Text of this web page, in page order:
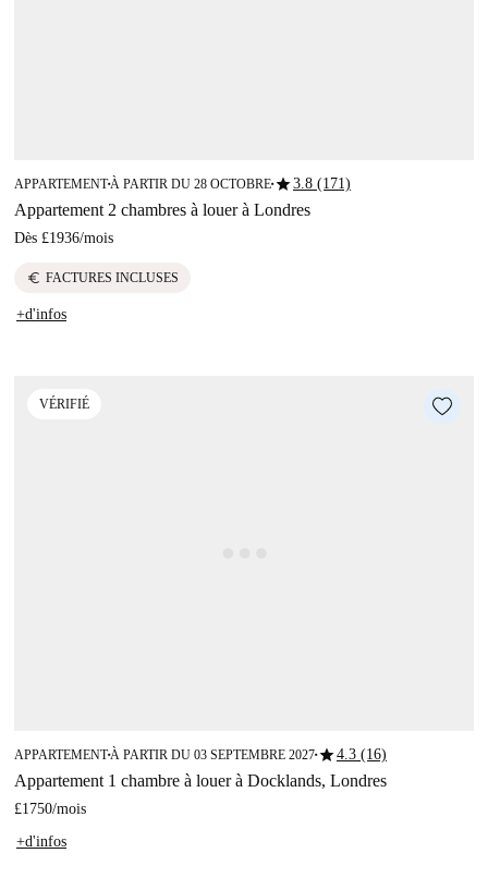
APPARTEMENT■À PARTIR DU 28 OCTOBRE■star3.8 (171)
Appartement 2 chambres à louer à Londres
Dès £1936/mois
euro FACTURES INCLUSES
+d'infos
VÉRIFIÉ
APPARTEMENT■À PARTIR DU 03 SEPTEMBRE 2027■star4.3 (16)
Appartement 1 chambre à louer à Docklands, Londres
£1750/mois
+d'infos